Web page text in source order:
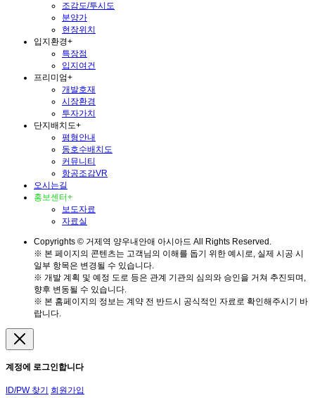
조감도/투시도
분양가
현장위치
입지환경+
특장점
입지여건
프리미엄+
개발호재
시장환경
투자가치
단지배치도+
평형안내
동호수배치도
커뮤니티
항공조감VR
오시는길
홍보센터+
보도자료
자료실
Copyrights © 거제역 양우내안애 아시아드 All Rights Reserved.
※ 본 페이지의 콘텐츠는 고객님의 이해를 돕기 위한 예시로, 실제 시공 시
일부 항목은 변경될 수 있습니다.
※ 개발 계획 및 예정 도로 등은 관계 기관의 심의와 승인을 거쳐 추진되며,
향후 변동될 수 있습니다.
※ 본 홈페이지의 정보는 계약 전 반드시 공식적인 자료로 확인해주시기 바
랍니다.
계정에 로그인합니다
ID/PW 찾기 회원가입